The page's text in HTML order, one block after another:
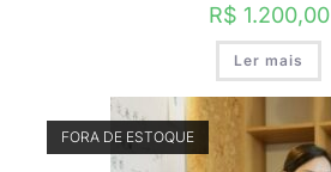
R$ 1.200,00
Ler mais
FORA DE ESTOQUE